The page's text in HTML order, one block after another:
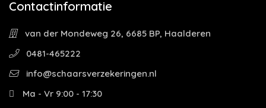
Contactinformatie
van der Mondeweg 26, 6685 BP, Haalderen
0481-465222
info@schaarsverzekeringen.nl
Ma - Vr 9:00 - 17:30